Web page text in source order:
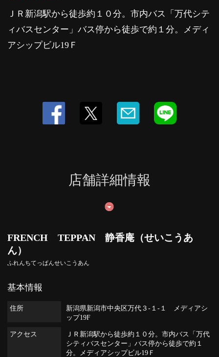
ＪＲ新潟駅から徒歩約１０分。市内バス「万代シテ
ィバスセンター」バス停から徒歩で約１分。メディ
アシップビル19Ｆ
店舗詳細情報
FRENCH TEPPAN 静香庵（せいこうあ
ん）
ふれんちてっぱんせいこうあん
基本情報
住所
新潟県新潟市中央区万代３-１-１ メディアシ
ップ19F
アクセス
ＪＲ新潟駅から徒歩約１０分。市内バス「万代
シティバスセンター」バス停から徒歩で約１
分。メディアシップビル19Ｆ